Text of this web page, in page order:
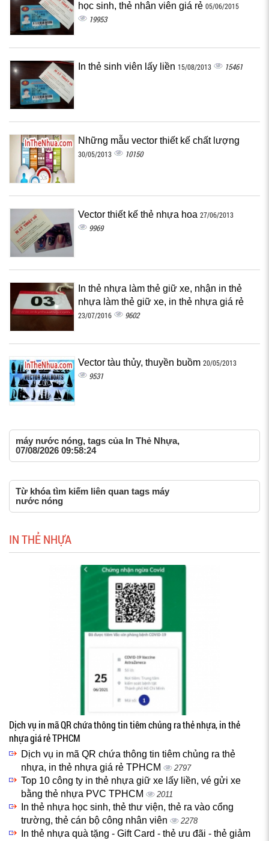
học sinh, thẻ nhân viên giá rẻ 05/06/2015
19953
In thẻ sinh viên lấy liền 15/08/2013 15461
Những mẫu vector thiết kế chất lượng
30/05/2013 10150
Vector thiết kế thẻ nhựa hoa 27/06/2013
9969
In thẻ nhựa làm thẻ giữ xe, nhận in thẻ
nhựa làm thẻ giữ xe, in thẻ nhựa giá rẻ
23/07/2016 9602
Vector tàu thủy, thuyền buồm 20/05/2013
9531
máy nước nóng, tags của In Thẻ Nhựa,
07/08/2026 09:58:24
Từ khóa tìm kiếm liên quan tags máy
nước nóng
IN THẺ NHỰA
Dịch vụ in mã QR chứa thông tin tiêm chủng ra thẻ nhựa, in thẻ
nhựa giá rẻ TPHCM
Dịch vụ in mã QR chứa thông tin tiêm chủng ra thẻ
nhựa, in thẻ nhựa giá rẻ TPHCM
2797
Top 10 công ty in thẻ nhựa giữ xe lấy liền, vé gửi xe
bằng thẻ nhựa PVC TPHCM
2011
In thẻ nhựa học sinh, thẻ thư viện, thẻ ra vào cổng
trường, thẻ cán bộ công nhân viên
2278
In thẻ nhựa quà tặng - Gift Card - thẻ ưu đãi - thẻ giảm